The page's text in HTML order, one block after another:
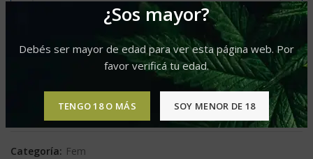
¿Sos mayor?
Debés ser mayor de edad para ver esta página web. Por
favor verificá tu edad.
TENGO 18 O MÁS SOY MENOR DE 18
Comparar Agregar a lista de deseos
Categoría: Fem